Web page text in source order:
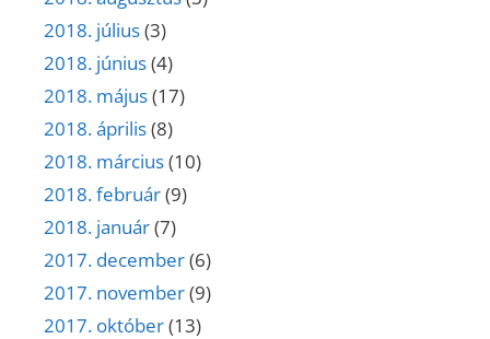
2018. július(3)
2018. június(4)
2018. május(17)
2018. április(8)
2018. március(10)
2018. február(9)
2018. január(7)
2017. december(6)
2017. november(9)
2017. október(13)